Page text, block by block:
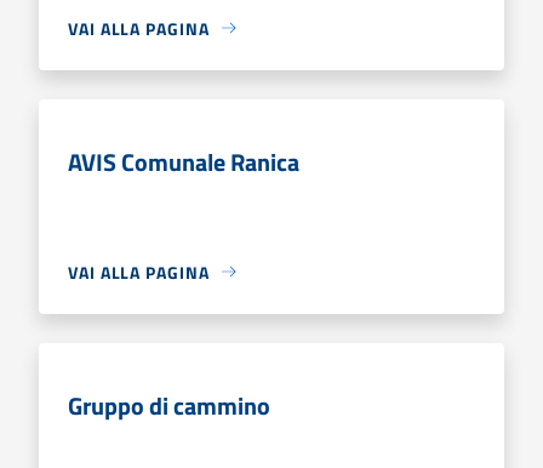
VAI ALLA PAGINA
AVIS Comunale Ranica
VAI ALLA PAGINA
Gruppo di cammino